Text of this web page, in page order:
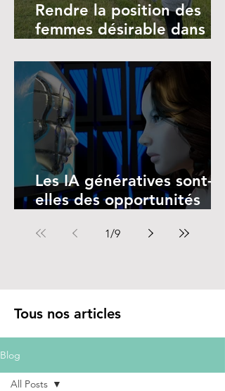
Rendre la position des
femmes désirable dans le
Les IA génératives sont-
elles des opportunités
1/9
Tous nos articles
Blog
All Posts